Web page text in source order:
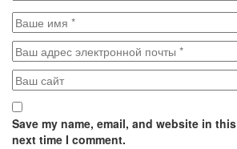
Save my name, email, and website in
next time I comment.